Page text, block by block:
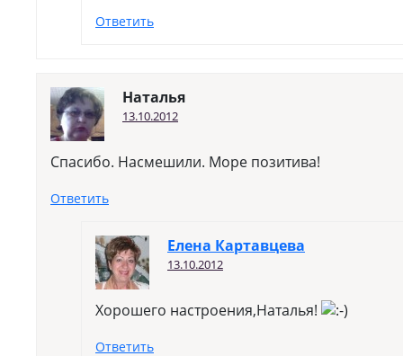
Ответить
Наталья
13.10.2012
Спасибо. Насмешили. Море позитива!
Ответить
Елена Картавцева
13.10.2012
Хорошего настроения,Наталья!
Ответить